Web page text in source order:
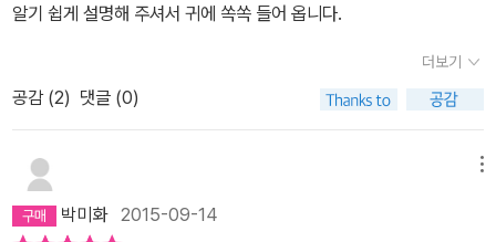
알기 쉽게 설명해 주셔서 귀에 쏙쏙 들어 옵니다.
더보기
공감 (2) 댓글 (0)
박미화2015-09-14